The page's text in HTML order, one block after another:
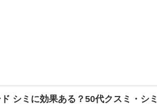
シミに効果ある？50代クスミ・シミ